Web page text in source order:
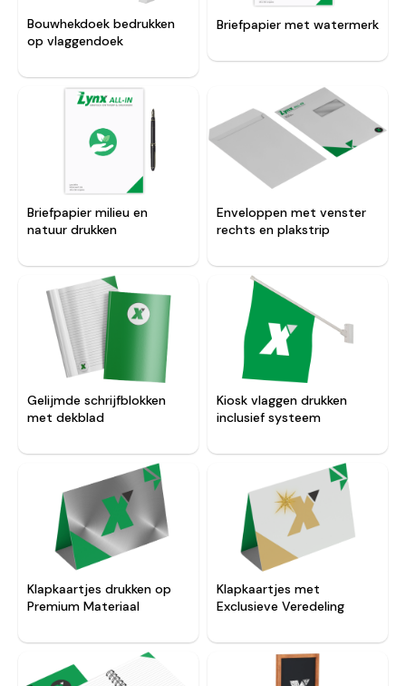
Bouwhekdoek bedrukken
op vlaggendoek
Briefpapier met watermerk
Briefpapier milieu en
natuur drukken
Enveloppen met venster
rechts en plakstrip
Gelijmde schrijfblokken
met dekblad
Kiosk vlaggen drukken
inclusief systeem
Klapkaartjes drukken op
Premium Materiaal
Klapkaartjes met
Exclusieve Veredeling